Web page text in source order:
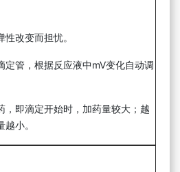
改变而担忧。
定管，根据反应液中mV变化自动调
，即滴定开始时，加药量较大；越
小。